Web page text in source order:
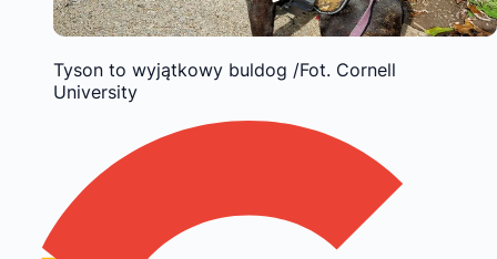
Tyson to wyjątkowy buldog /Fot. Cornell
University